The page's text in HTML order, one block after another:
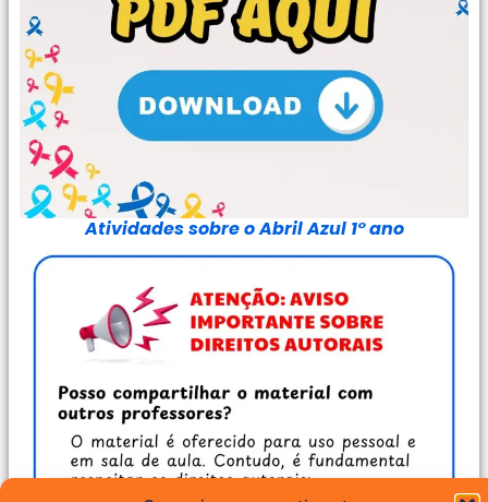
Atividades sobre o Abril Azul 1° ano